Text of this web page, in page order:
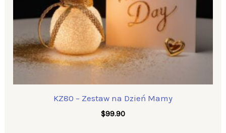
KZ80 – Zestaw na Dzień Mamy
$99.90